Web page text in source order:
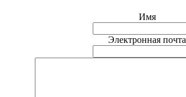
Имя
Электронная почта